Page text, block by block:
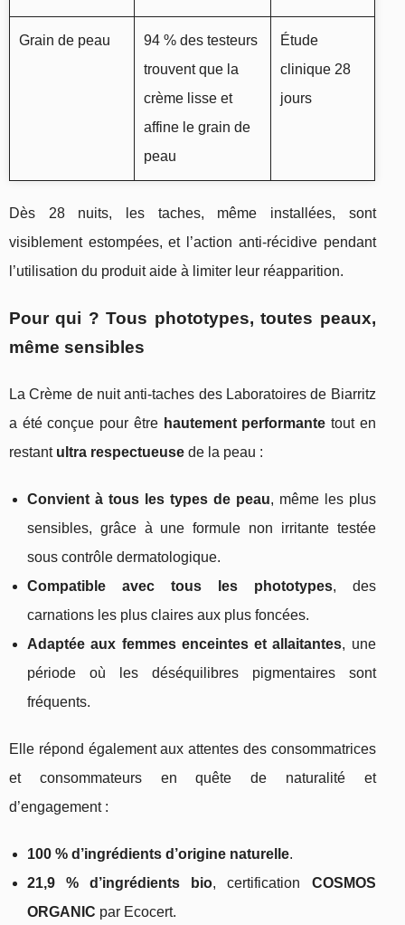
Grain de peau
94 % des testeurs
trouvent que la
crème lisse et
affine le grain de
peau
Étude
clinique 28
jours
Dès 28 nuits, les taches, même installées, sont
visiblement estompées, et l’action anti-récidive pendant
l’utilisation du produit aide à limiter leur réapparition.
Pour qui ? Tous phototypes, toutes peaux,
même sensibles
La Crème de nuit anti-taches des Laboratoires de Biarritz
a été conçue pour être hautement performante tout en
restant ultra respectueuse de la peau :
Convient à tous les types de peau, même les plus
sensibles, grâce à une formule non irritante testée
sous contrôle dermatologique.
Compatible avec tous les phototypes, des
carnations les plus claires aux plus foncées.
Adaptée aux femmes enceintes et allaitantes, une
période où les déséquilibres pigmentaires sont
fréquents.
Elle répond également aux attentes des consommatrices
et consommateurs en quête de naturalité et
d’engagement :
100 % d’ingrédients d’origine naturelle.
21,9 % d’ingrédients bio, certification COSMOS
ORGANIC par Ecocert.